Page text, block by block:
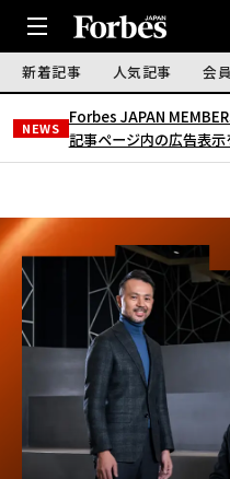
新着記事 人気記事 会
NEWS
Forbes JAPAN
記事ページ内の広告表